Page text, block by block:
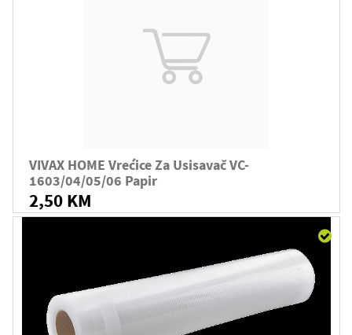
VIVAX HOME Vrećice Za Usisavač VC-
1603/04/05/06 Papir
2,50 KM